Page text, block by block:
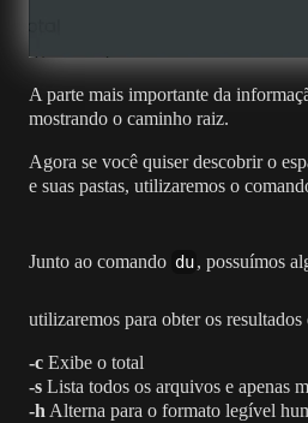
A parte mais importante da
mostrando o caminho raiz.
Agora se você quiser descobrir o
e suas pastas, utilizaremos o
Junto ao comando du , possuímos
utilizaremos para obter os resultados
-c Exibe o total
-s Lista todos os arquivos e apenas
-h Alterna para o formato legível